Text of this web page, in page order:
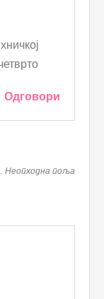
Одговори
Неопходна поља